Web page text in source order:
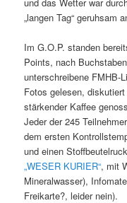
„langen Tag“ geruhsam
Im G.O.P. standen
Points, nach
unterschreibene FMHB-
Fotos gelesen,
stärkender Kaffee
Jeder der 245
dem ersten
und einen
„WESER KURIER“, mit
Mineralwasser),
Freikarte?, leider nein).